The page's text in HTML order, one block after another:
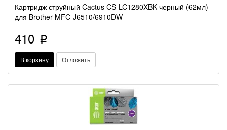
Картридж струйный Cactus CS-LC1280XBK черный (62мл)
для Brother MFC-J6510/6910DW
410 p
В корзину Отложить